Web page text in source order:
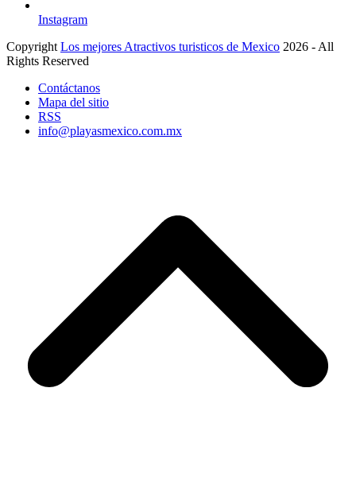
Instagram
Copyright Los mejores Atractivos turisticos de Mexico 2026 - All
Rights Reserved
Contáctanos
Mapa del sitio
RSS
info@playasmexico.com.mx